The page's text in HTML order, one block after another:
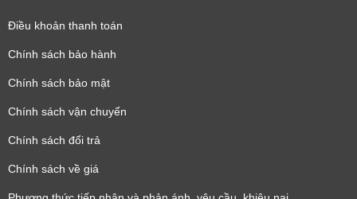
Điều khoản thanh toán
Chính sách bảo hành
Chính sách bảo mật
Chính sách vận chuyển
Chính sách đổi trả
Chính sách về giá